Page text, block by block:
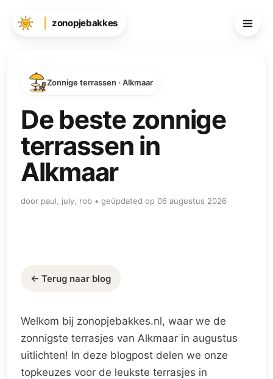
zonopjebakkes
Zonnige terrassen · Alkmaar
De beste zonnige
terrassen in
Alkmaar
door paul, july, rob • geüpdated op 06 augustus 2026
← Terug naar blog
Welkom bij zonopjebakkes.nl, waar we de
zonnigste terrasjes van Alkmaar in augustus
uitlichten! In deze blogpost delen we onze
topkeuzes voor de leukste terrasjes in